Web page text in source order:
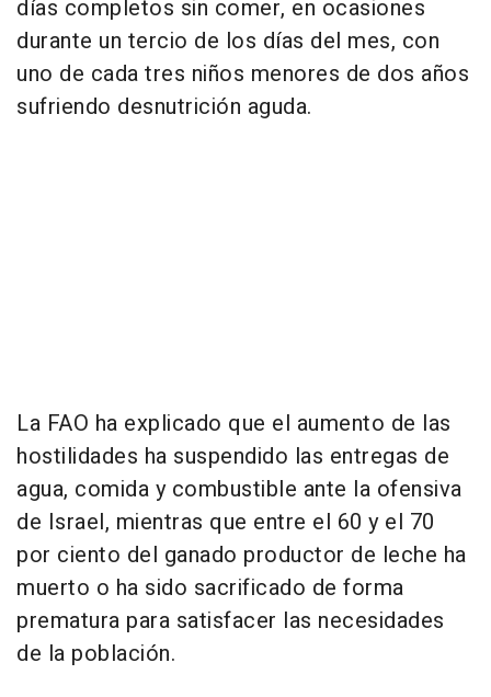
días completos sin comer, en ocasiones
durante un tercio de los días del mes, con
uno de cada tres niños menores de dos años
sufriendo desnutrición aguda.
La FAO ha explicado que el aumento de las
hostilidades ha suspendido las entregas de
agua, comida y combustible ante la ofensiva
de Israel, mientras que entre el 60 y el 70
por ciento del ganado productor de leche ha
muerto o ha sido sacrificado de forma
prematura para satisfacer las necesidades
de la población.